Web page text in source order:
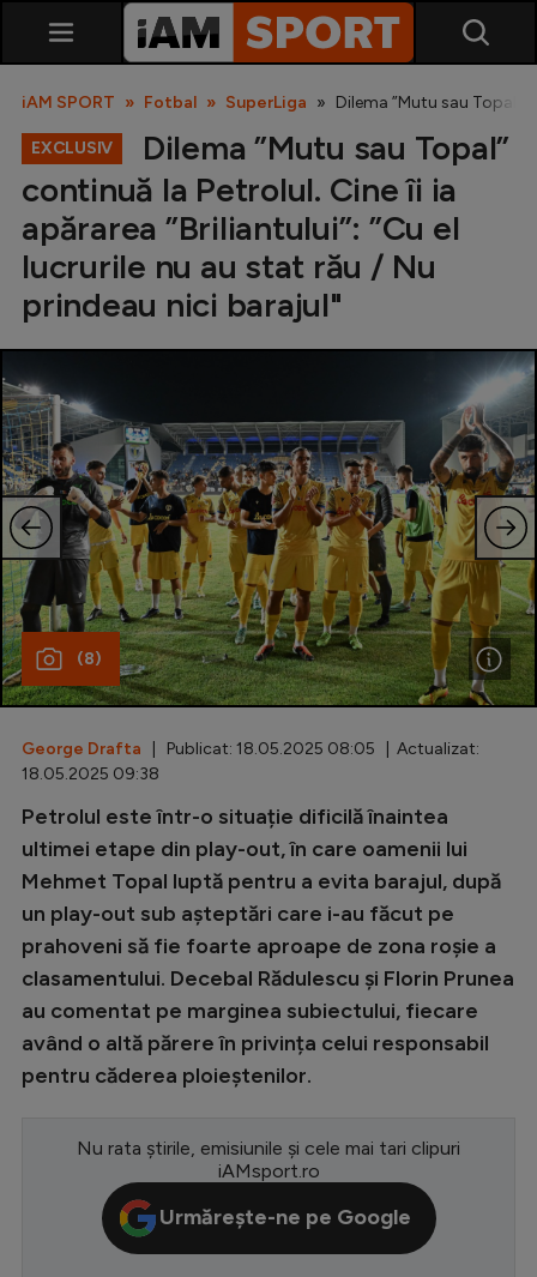
SuperLiga
Echipa Națională
U21
Fotbal feminin
Special
Diverse
Inedit
Clasamente
Champions League
Europa League
Conference League
CM 2026
Premier League
LaLiga
Bundesliga
Ligue 1
Campionate
iAM SPORT Fotbal SuperLiga Dilema ”Mutu sau Topal”
EXCLUSIV
Dilema ”Mutu sau Topal”
continuă la Petrolul. Cine îi ia
apărarea ”Briliantului”: ”Cu el
lucrurile nu au stat rău / Nu
prindeau nici barajul"
(8)
George Drafta | Publicat: 18.05.2025 08:05 | Actualizat:
18.05.2025 09:38
Petrolul este într-o situație dificilă înaintea
ultimei etape din play-out, în care oamenii lui
Mehmet Topal luptă pentru a evita barajul, după
un play-out sub așteptări care i-au făcut pe
prahoveni să fie foarte aproape de zona roșie a
clasamentului. Decebal Rădulescu și Florin Prunea
au comentat pe marginea subiectului, fiecare
având o altă părere în privința celui responsabil
pentru căderea ploieștenilor.
Nu rata știrile, emisiunile și cele mai tari clipuri
iAMsport.ro
Urmărește-ne pe Google